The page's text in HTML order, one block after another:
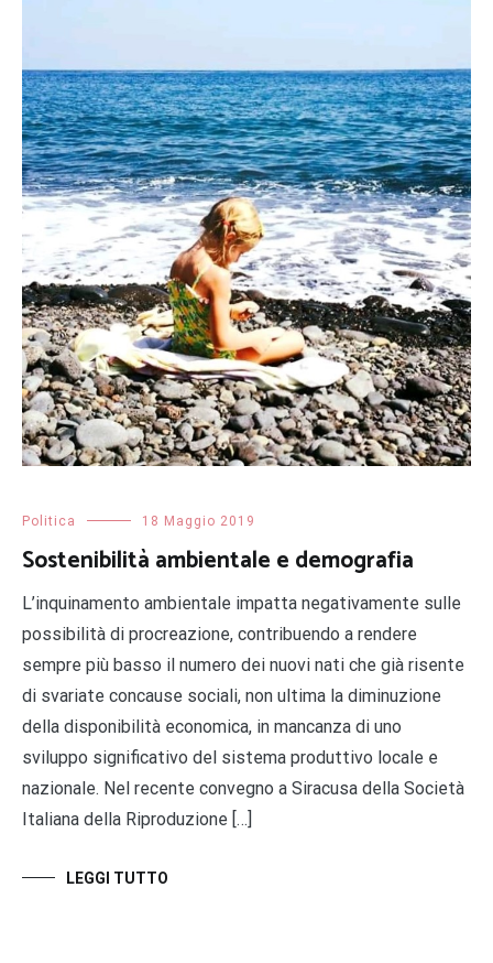
Politica 18 Maggio 2019
Sostenibilità ambientale e demografia
L’inquinamento ambientale impatta negativamente sulle
possibilità di procreazione, contribuendo a rendere
sempre più basso il numero dei nuovi nati che già risente
di svariate concause sociali, non ultima la diminuzione
della disponibilità economica, in mancanza di uno
sviluppo significativo del sistema produttivo locale e
nazionale. Nel recente convegno a Siracusa della Società
Italiana della Riproduzione […]
LEGGI TUTTO